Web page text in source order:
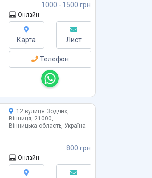
1000 - 1500 грн
Онлайн
Карта Лист
Телефон
800 грн
12 вулиця Зодчих,
Вінниця, 21000,
Вінницька область, Україна
Онлайн